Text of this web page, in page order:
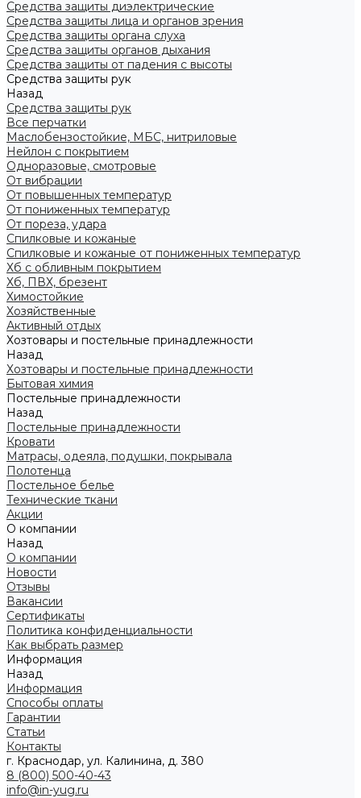
Средства защиты диэлектрические
Средства защиты лица и органов зрения
Средства защиты органа слуха
Средства защиты органов дыхания
Средства защиты от падения с высоты
Средства защиты рук
Назад
Средства защиты рук
Все перчатки
Маслобензостойкие, МБС, нитриловые
Нейлон с покрытием
Одноразовые, смотровые
От вибрации
От повышенных температур
От пониженных температур
От пореза, удара
Спилковые и кожаные
Спилковые и кожаные от пониженных температур
Хб с обливным покрытием
Хб, ПВХ, брезент
Химостойкие
Хозяйственные
Активный отдых
Хозтовары и постельные принадлежности
Назад
Хозтовары и постельные принадлежности
Бытовая химия
Постельные принадлежности
Назад
Постельные принадлежности
Кровати
Матрасы, одеяла, подушки, покрывала
Полотенца
Постельное белье
Технические ткани
Акции
О компании
Назад
О компании
Новости
Отзывы
Вакансии
Сертификаты
Политика конфиденциальности
Как выбрать размер
Информация
Назад
Информация
Способы оплаты
Гарантии
Статьи
Контакты
г. Краснодар, ул. Калинина, д. 380
8 (800) 500-40-43
info@in-yug.ru